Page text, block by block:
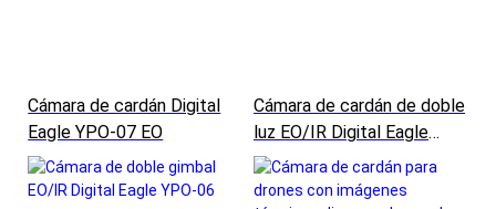
Cámara de cardán Digital
Eagle YPO-07 EO
Cámara de cardán de doble
luz EO/IR Digital Eagle
YPO-08